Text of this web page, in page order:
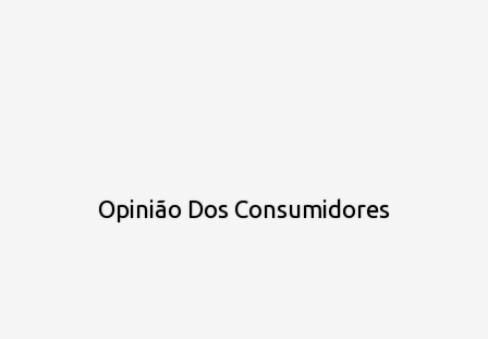
Opinião Dos Consumidores